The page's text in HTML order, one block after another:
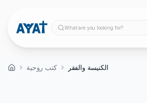
What are you looking for?
كتب روحية الكنيسة والفقر